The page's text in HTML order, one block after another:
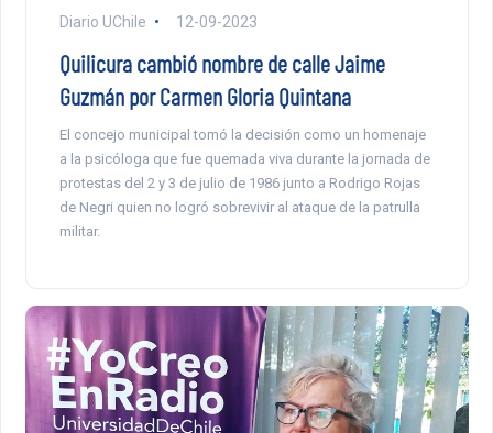
Diario UChile 12-09-2023
Quilicura cambió nombre de calle Jaime
Guzmán por Carmen Gloria Quintana
El concejo municipal tomó la decisión como un homenaje
a la psicóloga que fue quemada viva durante la jornada de
protestas del 2 y 3 de julio de 1986 junto a Rodrigo Rojas
de Negri quien no logró sobrevivir al ataque de la patrulla
militar.